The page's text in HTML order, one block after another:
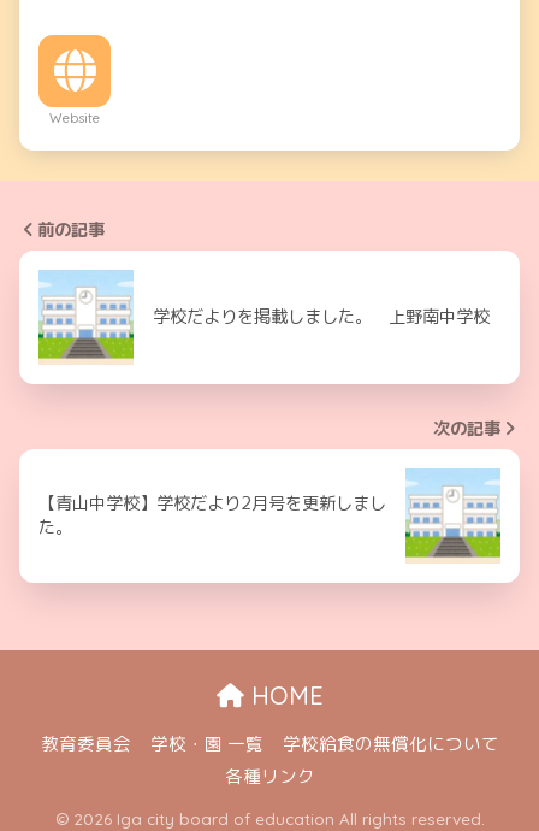
Website
前の記事
学校だよりを掲載しました。 上野南中学校
次の記事
【青山中学校】学校だより2月号を更新しまし
た。
HOME
教育委員会 学校・園 一覧
学校給食の無償化について
各種リンク
© 2026 Iga city board of education All rights reserved.